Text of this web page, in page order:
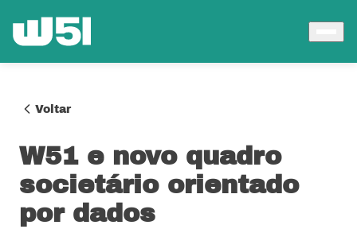
Voltar
W51 e novo quadro
societário orientado
por dados